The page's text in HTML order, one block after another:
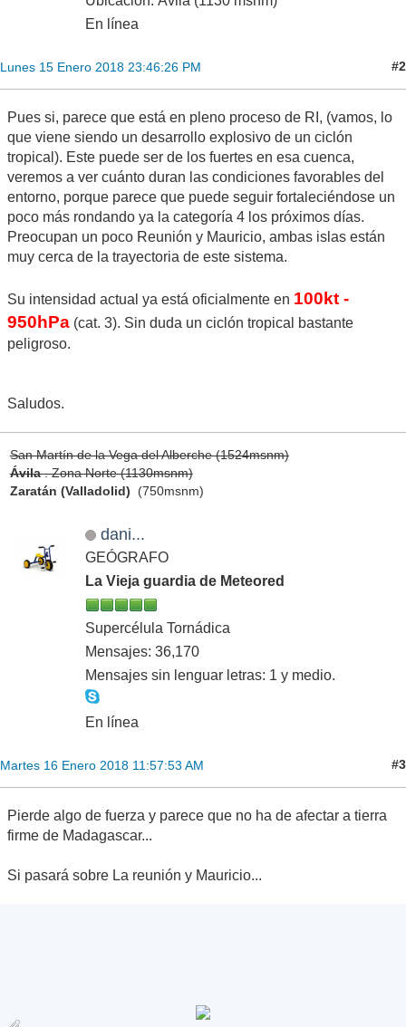
En línea
Lunes 15 Enero 2018 23:46:26 PM #2
Pues si, parece que está en pleno proceso de RI, (vamos, lo
que viene siendo un desarrollo explosivo de un ciclón
tropical). Este puede ser de los fuertes en esa cuenca,
veremos a ver cuánto duran las condiciones favorables del
entorno, porque parece que puede seguir fortaleciéndose un
poco más rondando ya la categoría 4 los próximos días.
Preocupan un poco Reunión y Mauricio, ambas islas están
muy cerca de la trayectoria de este sistema.
Su intensidad actual ya está oficialmente en 100kt -
950hPa (cat. 3). Sin duda un ciclón tropical bastante
peligroso.
Saludos.
San Martín de la Vega del Alberche (1524msnm)
Ávila. Zona Norte (1130msnm)
Zaratán (Valladolid) (750msnm)
dani...
GEÓGRAFO
La Vieja guardia de Meteored
Supercélula Tornádica
Mensajes: 36,170
Mensajes sin lenguar letras: 1 y medio.
En línea
Martes 16 Enero 2018 11:57:53 AM #3
Pierde algo de fuerza y parece que no ha de afectar a tierra
firme de Madagascar...
Si pasará sobre La reunión y Mauricio...